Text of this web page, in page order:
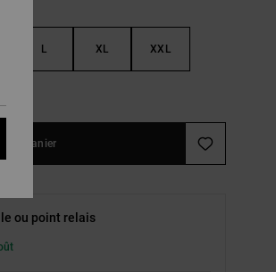
L XL XXL
au panier
ou point relais